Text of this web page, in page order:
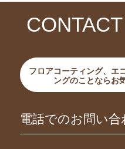
CONTACT
フロアコーティング、エ
ングのことならお
電話でのお問い合